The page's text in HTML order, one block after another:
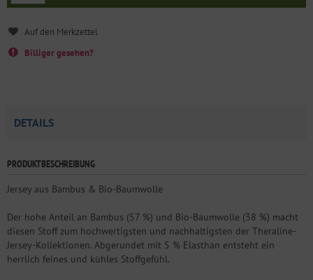
Billiger gesehen?
DETAILS
PRODUKTBESCHREIBUNG
Jersey aus Bambus & Bio-Baumwolle
Der hohe Anteil an Bambus (57 %) und Bio-Baumwolle (38 %) macht
diesen Stoff zum hochwertigsten und nachhaltigsten der Theraline-
Jersey-Kollektionen. Abgerundet mit 5 % Elasthan entsteht ein
herrlich feines und kühles Stoffgefühl.